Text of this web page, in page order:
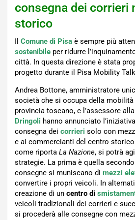
consegna dei corrieri
storico
Il Comune di Pisa è sempre più
sostenibile per ridurre
città. In questa direzione è stata
progetto durante il Pisa Mobility
Andrea Bottone, amministratore
società che si occupa della
provincia toscano, e l’assessore
Dringoli hanno annunciato
consegna dei corrieri solo con
e ai commercianti del centro
come riporta La Nazione, si potrà
strategie. La prima è quella
consegne si muniscano di mezzi
convertire i propri veicoli. In
creazione di un centro di
veicoli tradizionali dei corrieri e
si procederà alle consegne con